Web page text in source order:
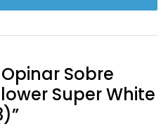
Opinar Sobre
Super White